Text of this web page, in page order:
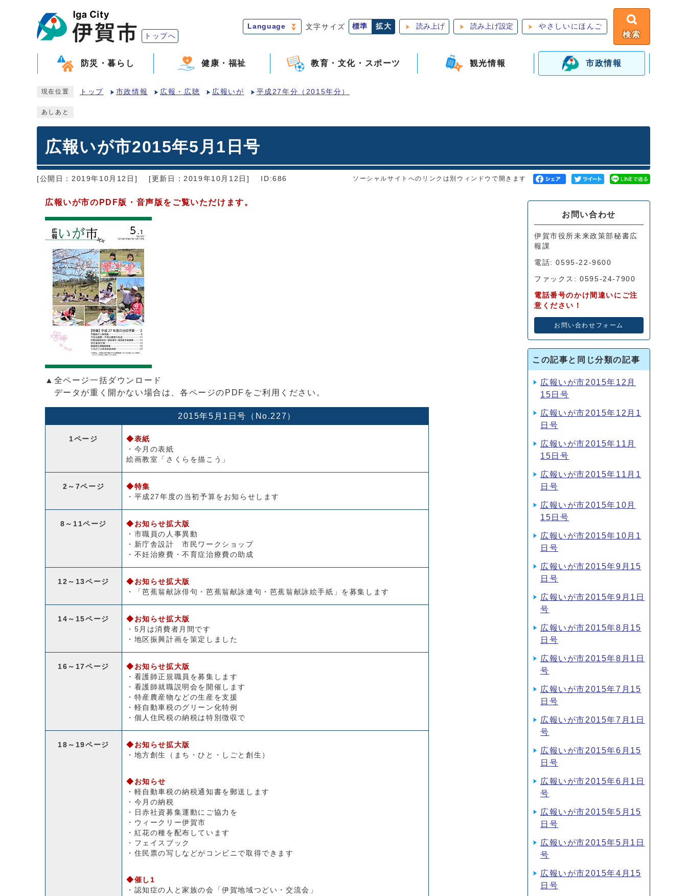
トップへ
Language 文字サイズ 標準 拡大 読み上げ 読み上げ設定 やさしいにほんご
検索
防災・暮らし 健康・福祉 教育・文化・スポーツ 観光情報 市政情報
現在位置 トップ 市政情報 広報・広聴 広報いが 平成27年分（2015年分）
あしあと
広報いが市2015年5月1日号
[公開日：2019年10月12日] [更新日：2019年10月12日] ID:686 ソーシャルサイトへのリンクは別ウィンドウで開きます
広報いが市のPDF版・音声版をご覧いただけます。
▲全ページ一括ダウンロード
データが重く開かない場合は、各ページのPDFをご利用ください。
2015年5月1日号（No.227）
1ページ
◆表紙
・今月の表紙
絵画教室「さくらを描こう」
2～7ページ
◆特集
・平成27年度の当初予算をお知らせします
8～11ページ
◆お知らせ拡大版
・市職員の人事異動
・新庁舎設計 市民ワークショップ
・不妊治療費・不育症治療費の助成
12～13ページ
◆お知らせ拡大版
・「芭蕉翁献詠俳句・芭蕉翁献詠連句・芭蕉翁献詠絵手紙」を募集します
14～15ページ
◆お知らせ拡大版
・5月は消費者月間です
・地区振興計画を策定しました
16～17ページ
◆お知らせ拡大版
・看護師正規職員を募集します
・看護師就職説明会を開催します
・特産農産物などの生産を支援
・軽自動車税のグリーン化特例
・個人住民税の納税は特別徴収で
18～19ページ
◆お知らせ拡大版
・地方創生（まち・ひと・しごと創生）
◆お知らせ
・軽自動車税の納税通知書を郵送します
・今月の納税
・日赤社資募集運動にご協力を
・ウィークリー伊賀市
・紅花の種を配布しています
・フェイスブック
・住民票の写しなどがコンビニで取得できます
◆催し1
・認知症の人と家族の会「伊賀地域つどい・交流会」
お問い合わせ
伊賀市役所未来政策部秘書広
報課
電話: 0595-22-9600
ファックス: 0595-24-7900
電話番号のかけ間違いにご注
意ください！
お問い合わせフォーム
この記事と同じ分類の記事
広報いが市2015年12月
15日号
広報いが市2015年12月1
日号
広報いが市2015年11月
15日号
広報いが市2015年11月1
日号
広報いが市2015年10月
15日号
広報いが市2015年10月1
日号
広報いが市2015年9月15
日号
広報いが市2015年9月1日
号
広報いが市2015年8月15
日号
広報いが市2015年8月1日
号
広報いが市2015年7月15
日号
広報いが市2015年7月1日
号
広報いが市2015年6月15
日号
広報いが市2015年6月1日
号
広報いが市2015年5月15
日号
広報いが市2015年5月1日
号
広報いが市2015年4月15
日号